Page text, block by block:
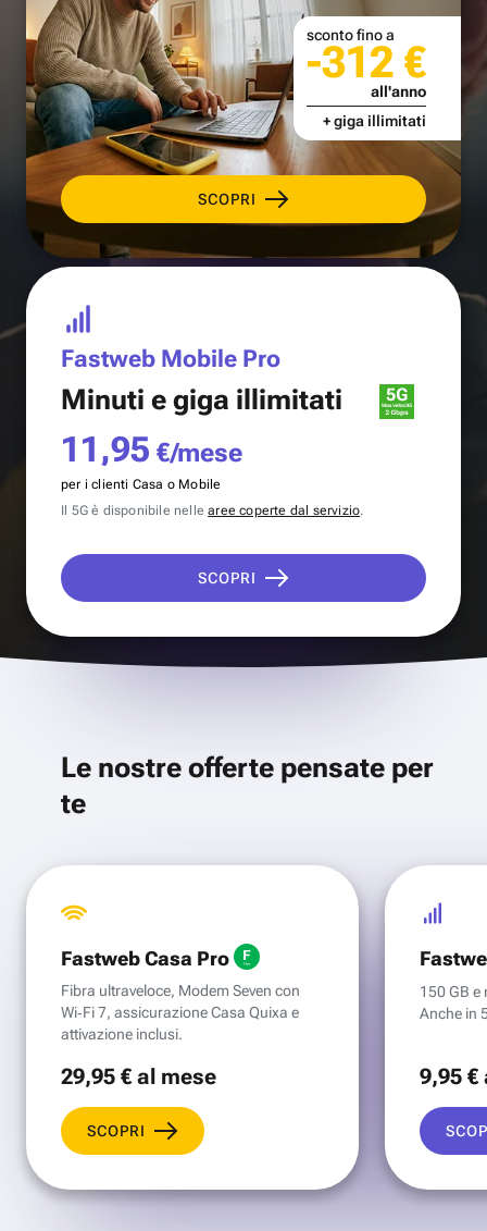
SCOPRI
sconto fino a
-312 €
all'anno
+ giga illimitati
Fastweb Mobile Pro
Minuti e giga illimitati
11,95 €/mese
per i clienti Casa o Mobile
Il 5G è disponibile nellearee coperte dal servizio.
SCOPRI
Le nostre offerte pensate per
te
Fastweb Casa Pro
Fibra ultraveloce, Modem Seven con
Wi‑Fi 7, assicurazione Casa Quixa e
attivazione inclusi.
29,95 €al mese
SCOPRI
150 GB e
Anche in
9,95 €